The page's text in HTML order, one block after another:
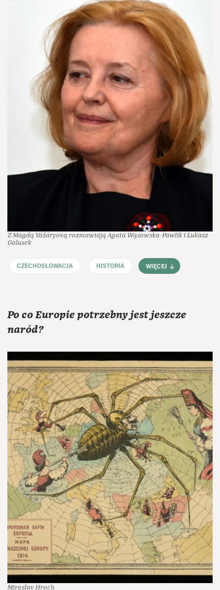
Z Magdą Vášáryovą rozmawiają Agata Wąsowska-Pawlik i Łukasz
Galusek
CZECHOSŁOWACJA HISTORIA WIĘCEJ
Po co Europie potrzebny jest jeszcze
naród?
Miroslav Hroch